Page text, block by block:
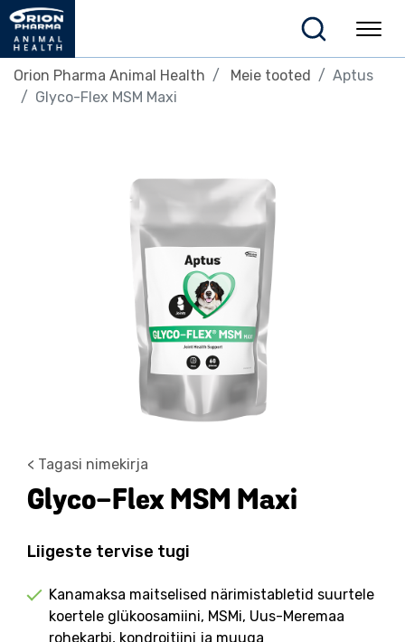
Orion Pharma Animal Health Meie tooted
Aptus
Glyco-Flex MSM Maxi
< Tagasi nimekirja
Glyco-Flex MSM Maxi
Liigeste tervise tugi
Kanamaksa maitselised närimistabletid suurtele
koertele glükoosamiini, MSMi, Uus-Meremaa
rohekarbi, kondroitiini ja muuga